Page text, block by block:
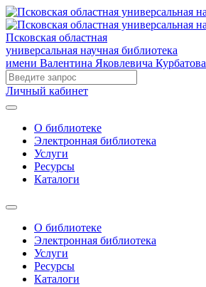
Псковская областная
универсальная научная библиотека
имени Валентина Яковлевича Курбатова
Личный кабинет
О библиотеке
Электронная библиотека
Услуги
Ресурсы
Каталоги
О библиотеке
Электронная библиотека
Услуги
Ресурсы
Каталоги